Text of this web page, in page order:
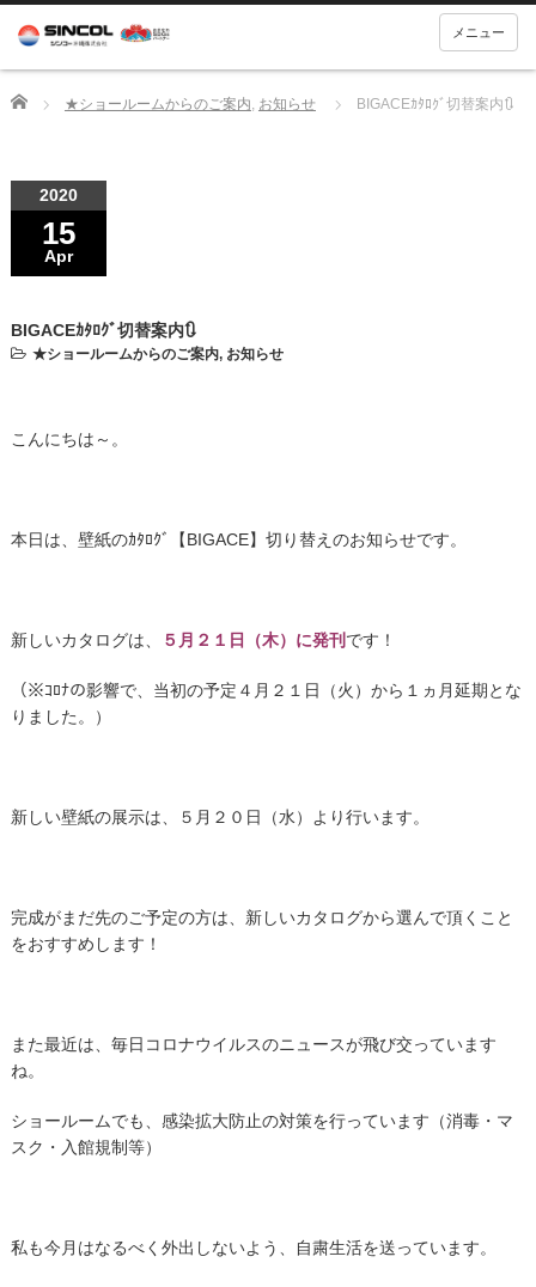
メニュー
Home ★ショールームからのご案内, お知らせ BIGACEｶﾀﾛｸﾞ切替案内🔃
2020
15
Apr
BIGACEｶﾀﾛｸﾞ切替案内🔃
★ショールームからのご案内, お知らせ
こんにちは～。
本日は、壁紙のｶﾀﾛｸﾞ【BIGACE】切り替えのお知らせです。
新しいカタログは、 ５月２１日（木）に発刊 です！
（※ｺﾛﾅの影響で、当初の予定４月２１日（火）から１ヵ月延期とな
りました。）
新しい壁紙の展示は、５月２０日（水）より行います。
完成がまだ先のご予定の方は、新しいカタログから選んで頂くこと
をおすすめします！
また最近は、毎日コロナウイルスのニュースが飛び交っています
ね。
ショールームでも、感染拡大防止の対策を行っています（消毒・マ
スク・入館規制等）
私も今月はなるべく外出しないよう、自粛生活を送っています。